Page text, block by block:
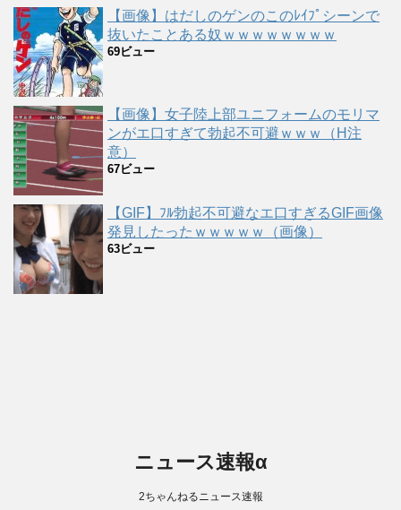
【画像】はだしのゲンのこのﾚｲﾌﾟシーンで
抜いたことある奴ｗｗｗｗｗｗｗｗ
69ビュー
【画像】女子陸上部ユニフォームのモリマ
ンがエ口すぎて勃起不可避ｗｗｗ（H注
意）
67ビュー
【GIF】ﾌﾙ勃起不可避なエ口すぎるGIF画像
発見したったｗｗｗｗｗ（画像）
63ビュー
ニュース速報α
2ちゃんねるニュース速報